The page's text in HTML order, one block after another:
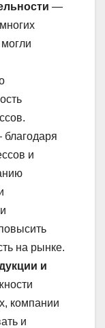
—
и
на рынке.
и
компании
и